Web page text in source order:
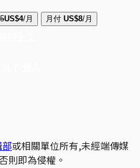
US$4/月 月付 US$8/月
或相關單位所有,未經端傳媒
則即為侵權。